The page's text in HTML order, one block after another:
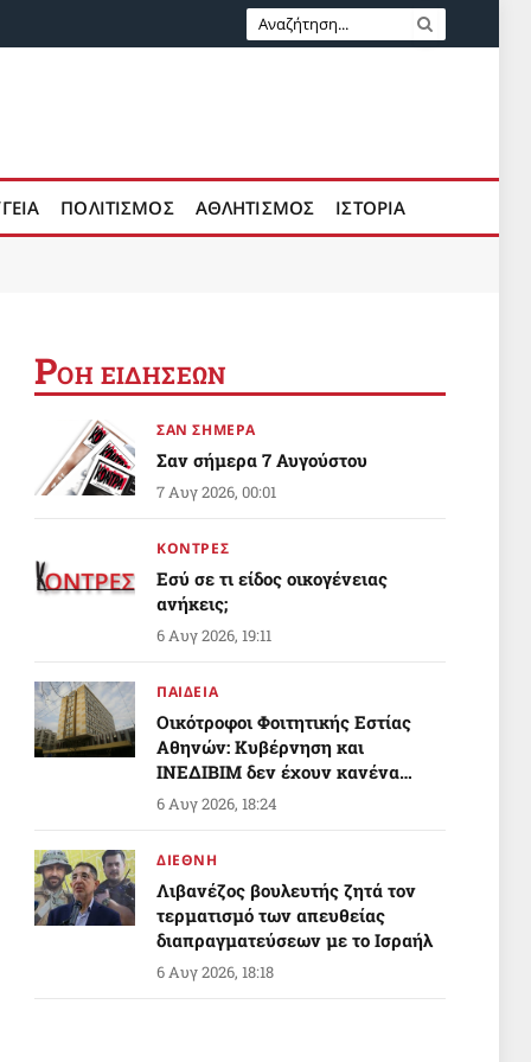
ΠΟΛΙΤΙΣΜΟΣ ΑΘΛΗΤΙΣΜΟΣ ΙΣΤΟΡΙΑ
ΡΟΗ ΕΙΔΗΣΕΩΝ
ΣΑΝ ΣΗΜΕΡΑ
Σαν σήμερα 7 Αυγούστου
7 Αυγ 2026, 00:01
ΚΟΝΤΡΕΣ
Εσύ σε τι είδος οικογένειας
ανήκεις;
6 Αυγ 2026, 19:11
ΠΑΙΔΕΙΑ
Οικότροφοι Φοιτητικής Εστίας
Αθηνών: Κυβέρνηση και
ΙΝΕΔΙΒΙΜ δεν έχουν κανένα
σχέδιο για το που θα μείνουν
6 Αυγ 2026, 18:24
ΔΙΕΘΝΗ
Λιβανέζος βουλευτής ζητά τον
τερματισμό των απευθείας
διαπραγματεύσεων με το Ισραήλ
6 Αυγ 2026, 18:18